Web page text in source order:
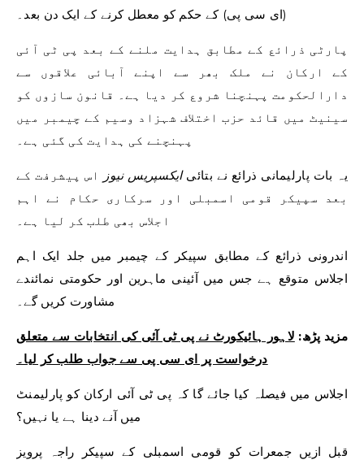
(ای سی پی) کے حکم کو معطل کرنے کے ایک دن بعد۔
پارٹی ذرائع کے مطابق ہدایت ملنے کے بعد پی ٹی آئی
کے ارکان نے ملک بھر سے اپنے آبائی علاقوں سے
دارالحکومت پہنچنا شروع کر دیا ہے۔ قانون سازوں کو
سینیٹ میں قائد حزب اختلاف شہزاد وسیم کے چیمبر میں
پہنچنے کی ہدایت کی گئی ہے۔
یہ بات پارلیمانی ذرائع نے بتائیایکسپریس نیوز
اس پیشرفت کے
بعد سپیکر قومی اسمبلی اور سرکاری حکام نے اہم
اجلاس بھی طلب کر لیا ہے۔
اندرونی ذرائع کے مطابق سپیکر کے چیمبر میں جلد ایک اہم
اجلاس متوقع ہے جس میں آئینی ماہرین اور حکومتی نمائندے
مشاورت کریں گے۔
مزید پڑھ: لاہور ہائیکورٹ نے پی ٹی آئی کی انتخابات سے متعلق
درخواست پر ای سی پی سے جواب طلب کر لیا۔
اجلاس میں فیصلہ کیا جائے گا کہ پی ٹی آئی ارکان کو پارلیمنٹ
میں آنے دینا ہے یا نہیں؟
قبل ازیں جمعرات کو قومی اسمبلی کے سپیکر راجہ پرویز